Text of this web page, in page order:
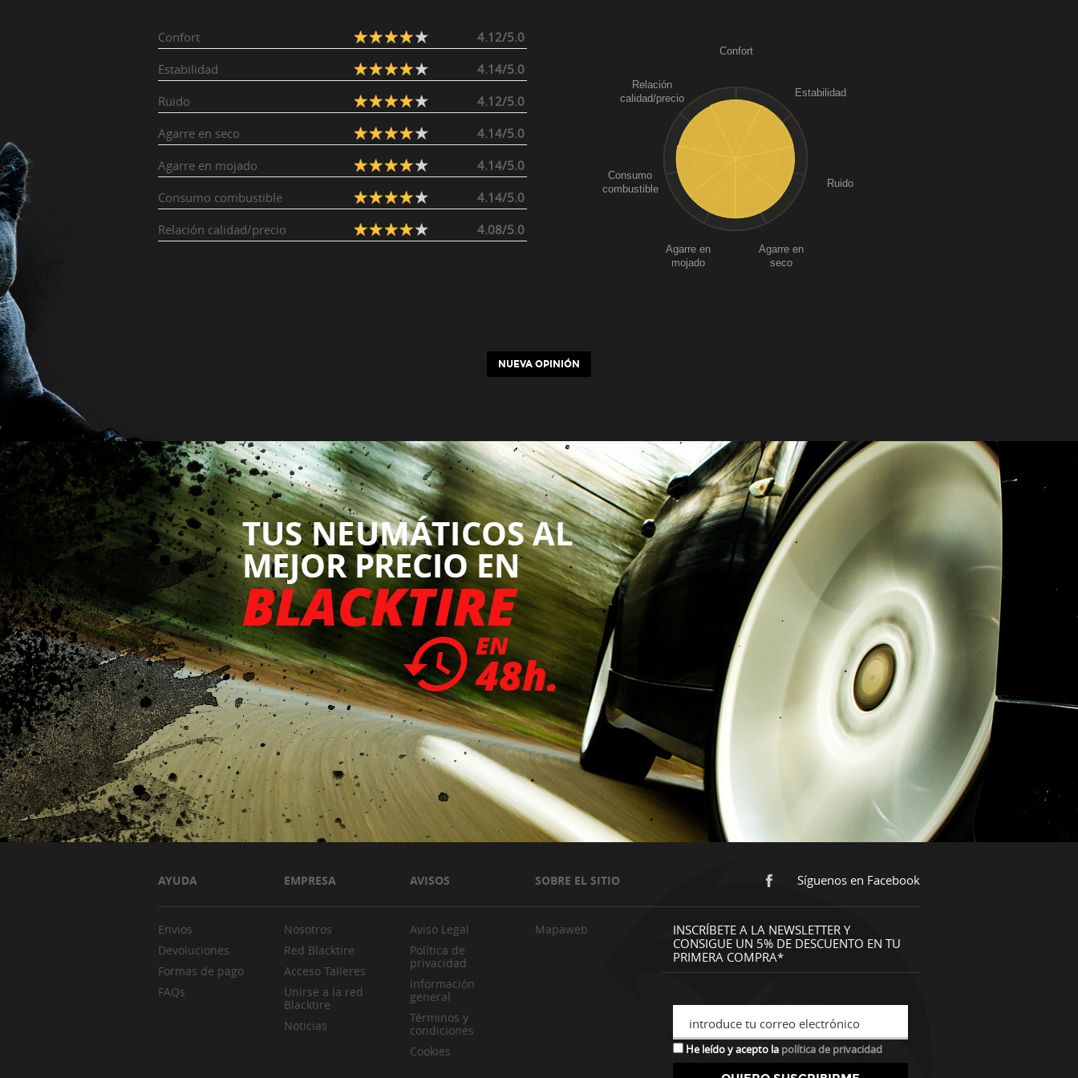
Confort
4.12/5.0
Estabilidad
4.14/5.0
Ruido
4.12/5.0
Agarre en seco
4.14/5.0
Agarre en mojado
4.14/5.0
Consumo combustible
4.14/5.0
Relación calidad/precio
4.08/5.0
Confort
Estabilidad
Ruido
Agarre en
seco
Agarre en
mojado
Consumo
combustible
Relación
calidad/precio
NUEVA OPINIÓN
AYUDA EMPRESA AVISOS SOBRE EL SITIO Síguenos en Facebook
Envios
Devoluciones
Formas de pago
FAQs
Nosotros
Red Blacktire
Acceso Talleres
Unirse a la red
Blacktire
Noticias
Aviso Legal
Política de
privacidad
Información
general
Términos y
condiciones
Cookies
Mapaweb
INSCRÍBETE A LA NEWSLETTER Y
CONSIGUE UN 5% DE DESCUENTO EN TU
PRIMERA COMPRA*
introduce tu correo electrónico
He leído y acepto la política de privacidad